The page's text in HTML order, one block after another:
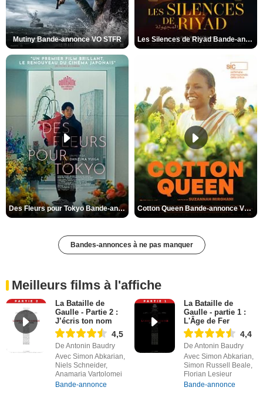
Mutiny Bande-annonce VO STFR Les Silences de Riyad Bande-annonce VO STFR
Des Fleurs pour Tokyo Bande-annonce VO STFR Cotton Queen Bande-annonce VO STFR
Bandes-annonces à ne pas manquer
Meilleurs films à l'affiche
La Bataille de
Gaulle - Partie 2 :
J’écris ton nom
4,5
De Antonin Baudry
Avec Simon Abkarian,
Niels Schneider,
Anamaria Vartolomei
Bande-annonce
La Bataille de
Gaulle - partie 1 :
L'Âge de Fer
4,4
De Antonin Baudry
Avec Simon Abkarian,
Simon Russell Beale,
Florian Lesieur
Bande-annonce